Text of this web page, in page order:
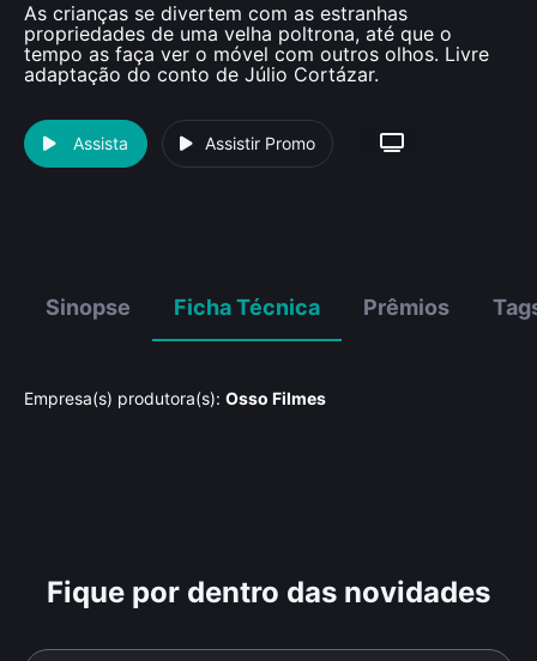
As crianças se divertem com as estranhas
propriedades de uma velha poltrona, até que o
tempo as faça ver o móvel com outros olhos. Livre
adaptação do conto de Júlio Cortázar.
Assista Assistir Promo
Sinopse Ficha Técnica Prêmios
Empresa(s) produtora(s): Osso Filmes
Fique por dentro das novidades